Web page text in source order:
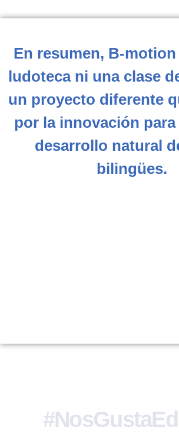
En resumen, B-
ludoteca ni una clase
un proyecto diferente
por la innovación
desarrollo natural
bilingües.